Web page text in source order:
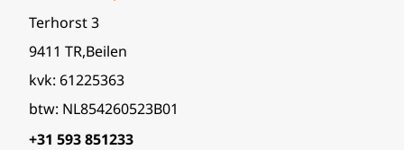
Terhorst 3
9411 TR,Beilen
kvk: 61225363
btw: NL854260523B01
+31 593 851233